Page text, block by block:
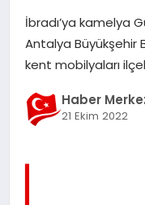
EĞITIM
EKONOMI
MAGAZIN
İbradı’ya kamelya
Antalya Büyükşehir
kent mobilyaları
Haber
21 Ekim 2022